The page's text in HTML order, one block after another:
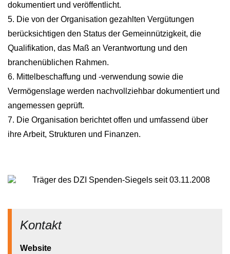
dokumentiert und veröffentlicht.
5. Die von der Organisation gezahlten Vergütungen
berücksichtigen den Status der Gemeinnützigkeit, die
Qualifikation, das Maß an Verantwortung und den
branchenüblichen Rahmen.
6. Mittelbeschaffung und -verwendung sowie die
Vermögenslage werden nachvollziehbar dokumentiert und
angemessen geprüft.
7. Die Organisation berichtet offen und umfassend über
ihre Arbeit, Strukturen und Finanzen.
Träger des DZI Spenden-Siegels seit 03.11.2008
Kontakt
Website